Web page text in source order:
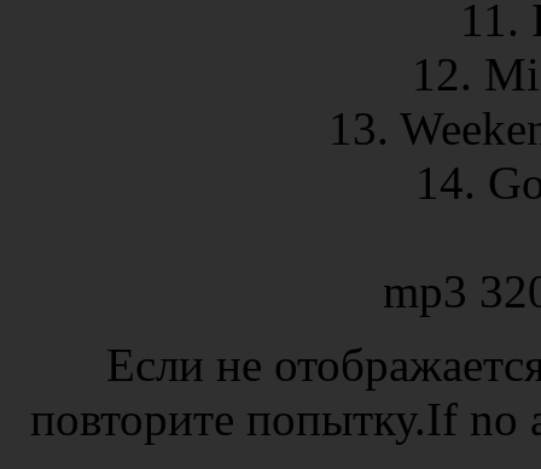
11.
12.
13.
14.
mp3
Если не
повторите попытку.If